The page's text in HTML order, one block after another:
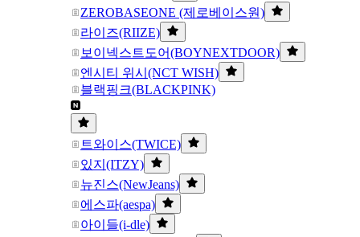
ZEROBASEONE (제로베이스원)
라이즈(RIIZE)
보이넥스트도어(BOYNEXTDOOR)
엔시티 위시(NCT WISH)
블랙핑크(BLACKPINK)
트와이스(TWICE)
있지(ITZY)
뉴진스(NewJeans)
에스파(aespa)
아이들(i-dle)